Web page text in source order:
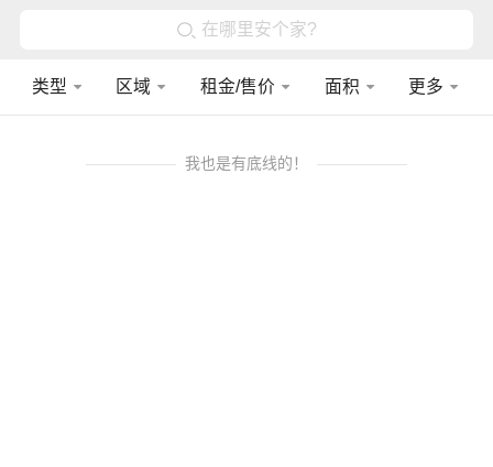
在哪里安个家?
类型 区域 租金/售价 面积 更多
我也是有底线的！